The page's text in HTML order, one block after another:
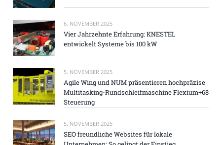
6. NOVEMBER 2025
Vier Jahrzehnte Erfahrung: KNESTEL
entwickelt Systeme bis 100 kW
5. NOVEMBER 2025
Agile Wing und NUM präsentieren hochpräzise
Multitasking-Rundschleifmaschine Flexium+68
Steuerung
5. NOVEMBER 2025
SEO freundliche Websites für lokale